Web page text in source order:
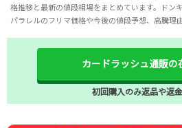
格推移と最新の値段相場をまとめています。ドン
パラレルのフリマ価格や今後の値段予想、高騰理
カードラッシュ通販の
初回購入のみ返品や返